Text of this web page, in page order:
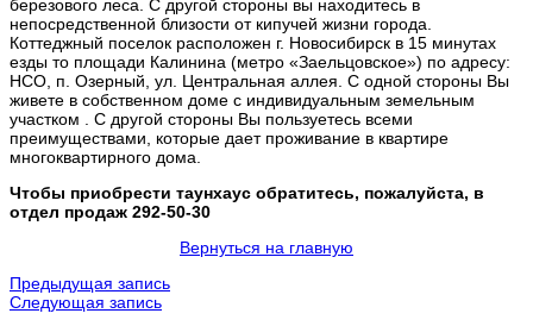
березового леса. С другой стороны вы находитесь в
непосредственной близости от кипучей жизни города.
Коттеджный поселок расположен г. Новосибирск в 15 минутах
езды то площади Калинина (метро «Заельцовское») по адресу:
НСО, п. Озерный, ул. Центральная аллея. С одной стороны Вы
живете в собственном доме с индивидуальным земельным
участком . С другой стороны Вы пользуетесь всеми
преимуществами, которые дает проживание в квартире
многоквартирного дома.
Чтобы приобрести таунхаус обратитесь, пожалуйста, в
отдел продаж 292-50-30
Вернуться на главную
Предыдущая запись
Следующая запись